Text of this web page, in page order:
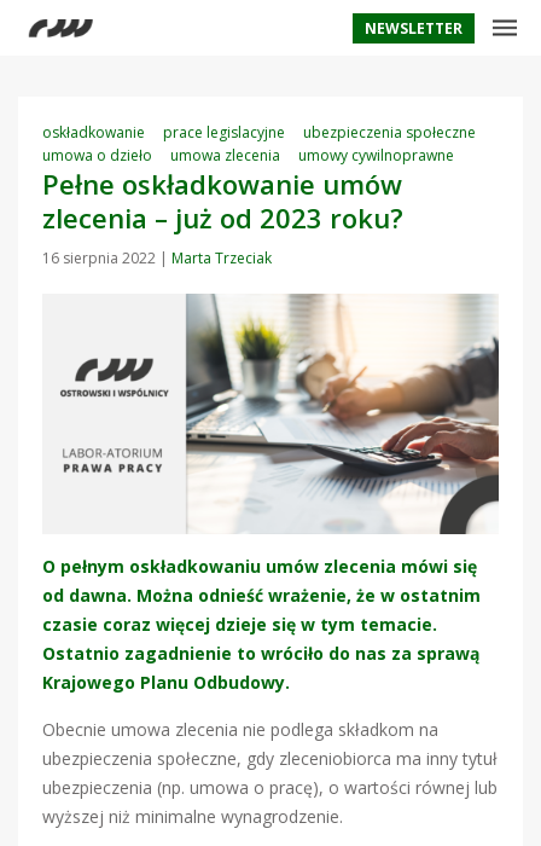
NEWSLETTER
oskładkowanie prace legislacyjne
ubezpieczenia społeczne
umowa o dzieło
umowa zlecenia umowy cywilnoprawne
Pełne oskładkowanie umów
zlecenia – już od 2023 roku?
16 sierpnia 2022 | Marta Trzeciak
O pełnym oskładkowaniu umów zlecenia mówi się
od dawna. Można odnieść wrażenie, że w ostatnim
czasie coraz więcej dzieje się w tym temacie.
Ostatnio zagadnienie to wróciło do nas za sprawą
Krajowego Planu Odbudowy.
Obecnie umowa zlecenia nie podlega składkom na
ubezpieczenia społeczne, gdy zleceniobiorca ma inny tytuł
ubezpieczenia (np. umowa o pracę), o wartości równej lub
wyższej niż minimalne wynagrodzenie.